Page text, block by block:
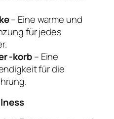
– Eine warme und
für jedes
-korb– Eine
für die